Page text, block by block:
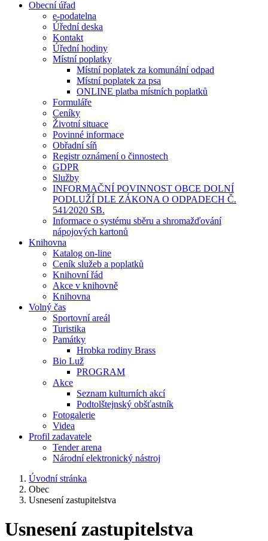
Obecní úřad
e-podatelna
Úřední deska
Kontakt
Úřední hodiny
Místní poplatky
Místní poplatek za komunální odpad
Místní poplatek za psa
ONLINE platba místních poplatků
Formuláře
Ceníky
Životní situace
Povinné informace
Obřadní síň
Registr oznámení o činnostech
GDPR
Služby
INFORMAČNÍ POVINNOST OBCE DOLNÍ
PODLUŽÍ DLE ZÁKONA O ODPADECH Č.
541⁄2020 SB.
Informace o systému sběru a shromažďování
nápojových kartonů
Knihovna
Katalog on-line
Ceník služeb a poplatků
Knihovní řád
Akce v knihovně
Knihovna
Volný čas
Sportovní areál
Turistika
Památky
Hrobka rodiny Brass
Bio Luž
PROGRAM
Akce
Seznam kulturních akcí
Podtolštejnský obšťastník
Fotogalerie
Videa
Profil zadavatele
Tender arena
Národní elektronický nástroj
Úvodní stránka
Obec
Usnesení zastupitelstva
Usnesení zastupitelstva